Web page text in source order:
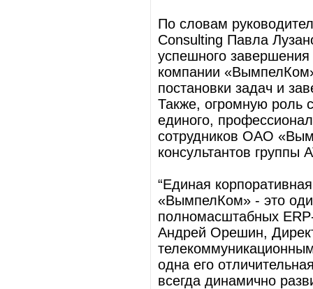
По словам
Consulting Павла
успешного завершения
компании
постановки задач и
Также, огромную роль
единого,
сотрудников ОАО
консультантов группы
“Единая
«ВымпелКом» - это
полномасштабных
Андрей Орешин,
одна его
всегда динамично